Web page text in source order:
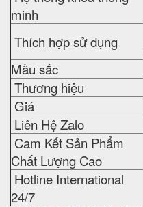
minh
Thích hợp sử dụng
Mầu sắc
Thương hiệu
Giá
Liên Hệ Zalo
Cam Kết Sản Phẩm
Chất Lượng Cao
Hotline International
24/7